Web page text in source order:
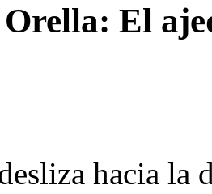
El
hacia